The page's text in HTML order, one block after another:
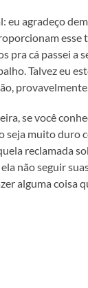
eu agradeço
esse
pra cá passei a
Talvez eu
se você
seja muito duro
reclamada
não seguir
alguma coisa